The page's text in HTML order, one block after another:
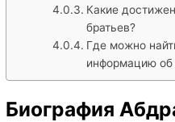
Какие
братьев?
Где можно
информацию об
Биография